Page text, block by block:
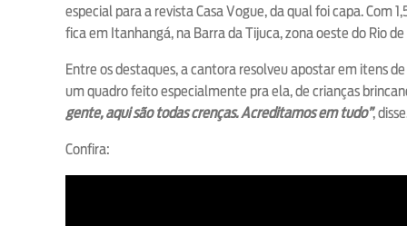
especial para a revista Casa Vogue, da qual foi capa. Com
fica em Itanhangá, na Barra da Tijuca, zona oeste do Rio de
Entre os destaques, a cantora resolveu apostar em itens
um quadro feito especialmente pra ela, de crianças
gente, aqui são todas crenças. Acreditamos em tudo”,
Confira: